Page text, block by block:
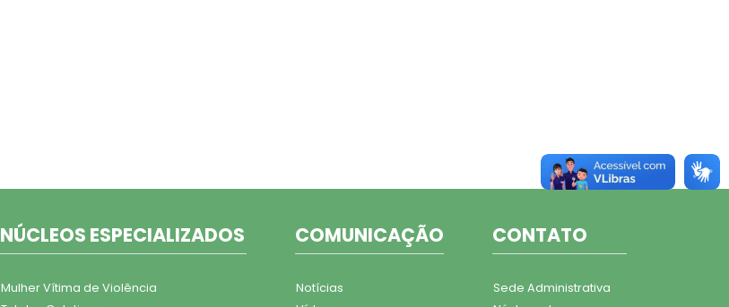
NÚCLEOS ESPECIALIZADOS
Mulher Vítima de Violência
COMUNICAÇÃO
Notícias
CONTATO
Sede Administrativa